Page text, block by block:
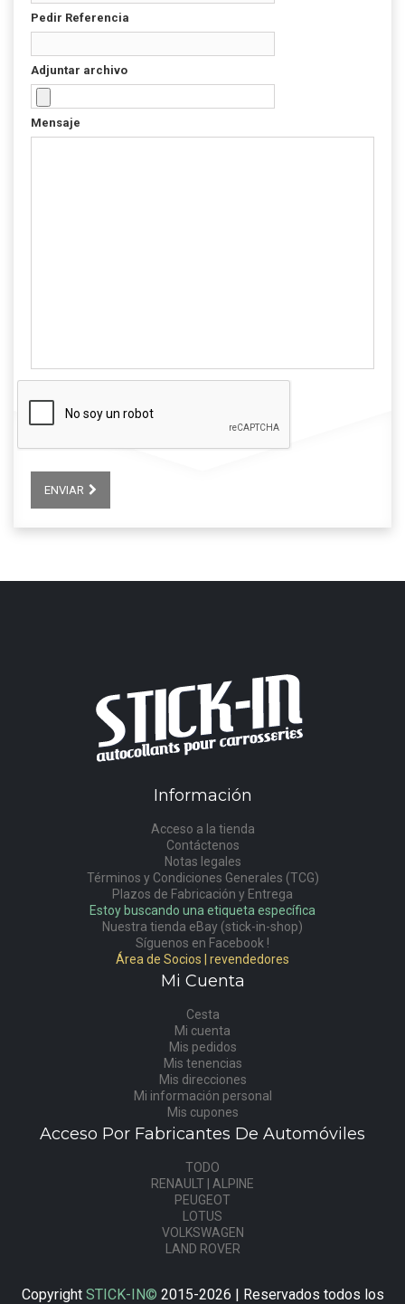
Pedir Referencia
Adjuntar archivo
Mensaje
ENVIAR
Información
Acceso a la tienda
Contáctenos
Notas legales
Términos y Condiciones Generales (TCG)
Plazos de Fabricación y Entrega
Estoy buscando una etiqueta específica
Nuestra tienda eBay (stick-in-shop)
Síguenos en Facebook !
Área de Socios | revendedores
Mi Cuenta
Cesta
Mi cuenta
Mis pedidos
Mis tenencias
Mis direcciones
Mi información personal
Mis cupones
Acceso Por Fabricantes De Automóviles
TODO
RENAULT | ALPINE
PEUGEOT
LOTUS
VOLKSWAGEN
LAND ROVER
Copyright STICK-IN© 2015-2026 | Reservados todos los